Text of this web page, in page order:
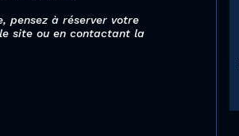
pensez à réserver votre
site ou en contactant la